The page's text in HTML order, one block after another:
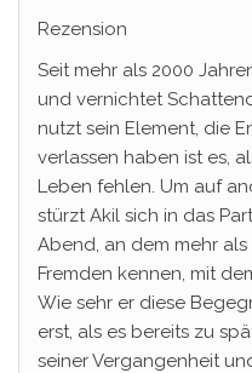
Rezension
Seit mehr als 2000
und vernichtet
nutzt sein Element, die
verlassen haben ist es,
Leben fehlen. Um auf
stürzt Akil sich in das
Abend, an dem mehr
Fremden kennen, mit
Wie sehr er diese
erst, als es bereits zu
seiner Vergangenheit